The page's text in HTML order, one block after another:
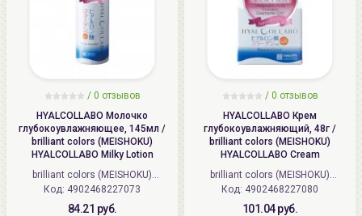
/ 0 отзывов
HYALCOLLABO Молочко
глубокоувлажняющее, 145мл /
brilliant colors (MEISHOKU)
HYALCOLLABO Milky Lotion
brilliant colors (MEISHOKU)
(Япония)
Код: 4902468227073
84.21 руб.
/ 0 отзывов
HYALCOLLABO Крем
глубокоувлажняющий, 48г /
brilliant colors (MEISHOKU)
HYALCOLLABO Cream
brilliant colors (MEISHOKU)
(Япония)
Код: 4902468227080
101.04 руб.